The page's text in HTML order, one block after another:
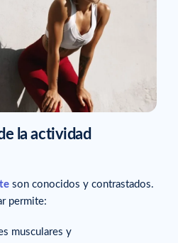
la actividad
son conocidos y contrastados.
permite:
musculares y